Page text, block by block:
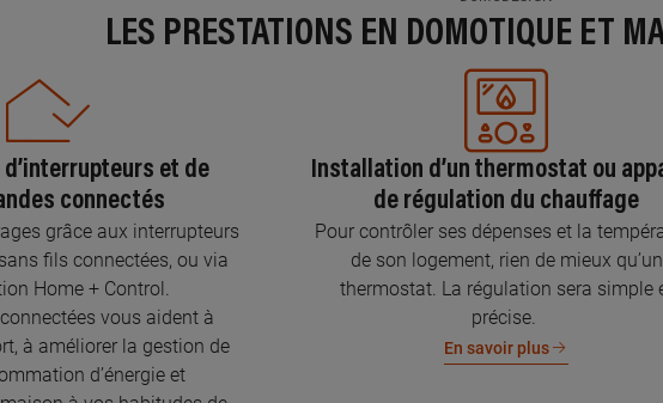
LES PRESTATIONS EN DOMOTIQUE ET
et de
connectés
grâce aux interrupteurs
fils connectées, ou via
Home + Control.
vous aident à
à améliorer la gestion de
d’énergie et
Installation d’un thermostat ou
de régulation du chauffage
Pour contrôler ses dépenses et la
de son logement, rien de mieux qu’un
thermostat. La régulation sera simple
précise.
En savoir plus